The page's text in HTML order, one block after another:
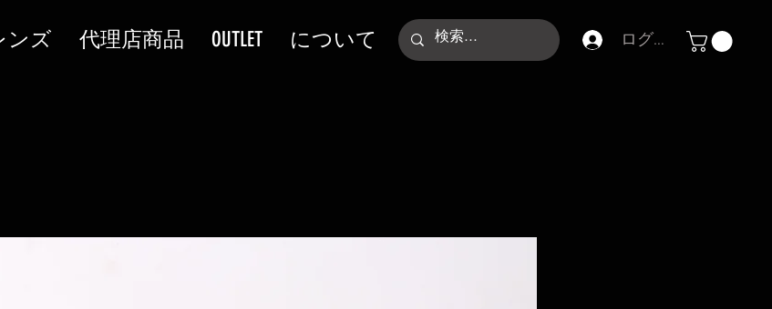
ンズ 代理店商品 OUTLET について ログイン